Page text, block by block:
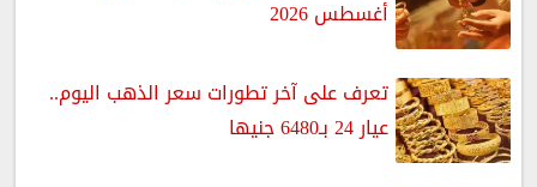
أغسطس 2026
تعرف على آخر تطورات سعر الذهب اليوم..
عيار 24 بـ6480 جنيها